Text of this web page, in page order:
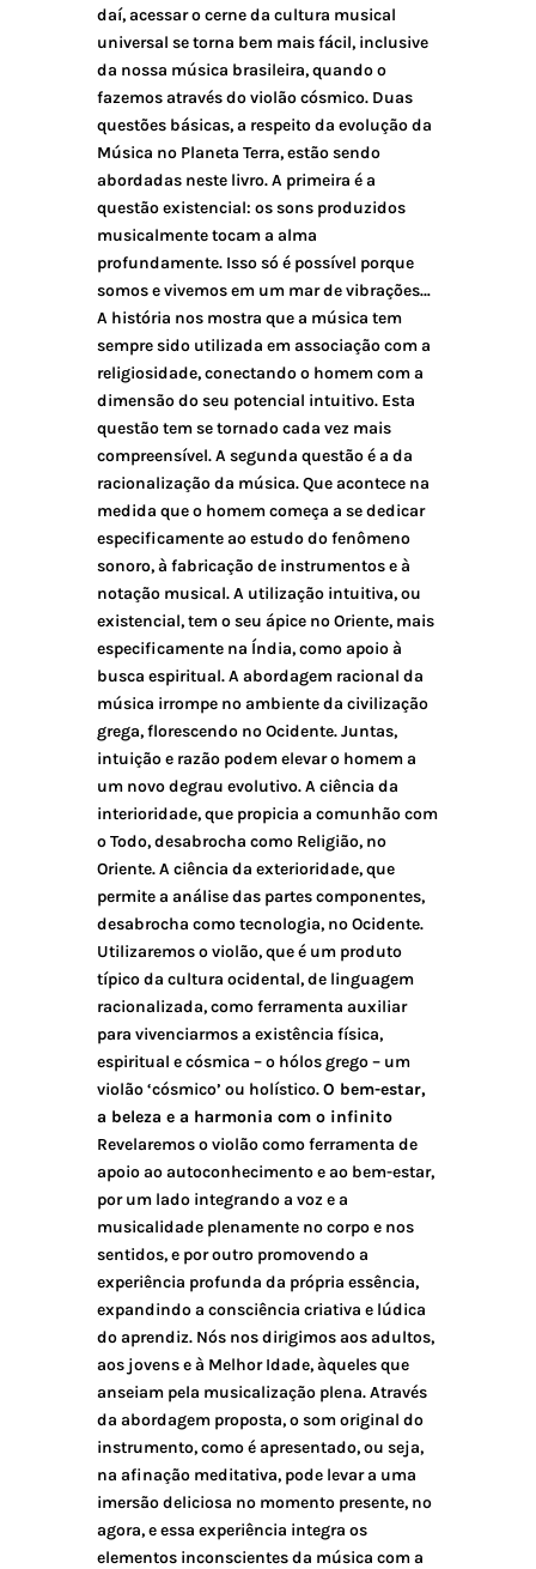
daí, acessar o cerne da cultura musical
universal se torna bem mais fácil, inclusive
da nossa música brasileira, quando o
fazemos através do violão cósmico. Duas
questões básicas, a respeito da evolução da
Música no Planeta Terra, estão sendo
abordadas neste livro. A primeira é a
questão existencial: os sons produzidos
musicalmente tocam a alma
profundamente. Isso só é possível porque
somos e vivemos em um mar de vibrações…
A história nos mostra que a música tem
sempre sido utilizada em associação com a
religiosidade, conectando o homem com a
dimensão do seu potencial intuitivo. Esta
questão tem se tornado cada vez mais
compreensível. A segunda questão é a da
racionalização da música. Que acontece na
medida que o homem começa a se dedicar
especificamente ao estudo do fenômeno
sonoro, à fabricação de instrumentos e à
notação musical. A utilização intuitiva, ou
existencial, tem o seu ápice no Oriente, mais
especificamente na Índia, como apoio à
busca espiritual. A abordagem racional da
música irrompe no ambiente da civilização
grega, florescendo no Ocidente. Juntas,
intuição e razão podem elevar o homem a
um novo degrau evolutivo. A ciência da
interioridade, que propicia a comunhão com
o Todo, desabrocha como Religião, no
Oriente. A ciência da exterioridade, que
permite a análise das partes componentes,
desabrocha como tecnologia, no Ocidente.
Utilizaremos o violão, que é um produto
típico da cultura ocidental, de linguagem
racionalizada, como ferramenta auxiliar
para vivenciarmos a existência física,
espiritual e cósmica – o hólos grego – um
violão ‘cósmico’ ou holístico.O bem-estar,
a beleza e a harmonia com o infinito
Revelaremos o violão como ferramenta de
apoio ao autoconhecimento e ao bem-estar,
por um lado integrando a voz e a
musicalidade plenamente no corpo e nos
sentidos, e por outro promovendo a
experiência profunda da própria essência,
expandindo a consciência criativa e lúdica
do aprendiz. Nós nos dirigimos aos adultos,
aos jovens e à Melhor Idade, àqueles que
anseiam pela musicalização plena. Através
da abordagem proposta, o som original do
instrumento, como é apresentado, ou seja,
na afinação meditativa, pode levar a uma
imersão deliciosa no momento presente, no
agora, e essa experiência integra os
elementos inconscientes da música com a